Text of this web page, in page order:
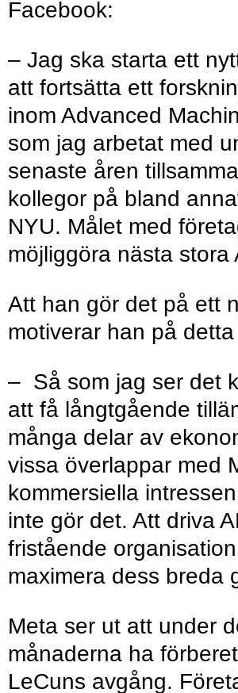
Facebook:
– Jag ska starta ett
att fortsätta ett
inom Advanced
som jag arbetat med
senaste åren
kollegor på bland
NYU. Målet med
möjliggöra nästa stora
Att han gör det på ett
motiverar han på
– Så som jag ser det
att få långtgående
många delar av
vissa överlappar med
kommersiella
inte gör det. Att driva
fristående
maximera dess breda
Meta ser ut att under
månaderna ha
LeCuns avgång.